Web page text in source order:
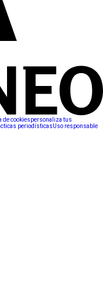
de cookiespersonaliza tus
periodísticasUso responsable